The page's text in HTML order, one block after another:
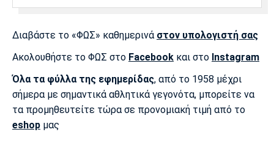
Διαβάστε το «ΦΩΣ» καθημερινά στον υπολογιστή σας
Ακολουθήστε το ΦΩΣ στο Facebook και στο Instagram
Όλα τα φύλλα της εφημερίδας, από το 1958 μέχρι
σήμερα με σημαντικά αθλητικά γεγονότα, μπορείτε να
τα προμηθευτείτε τώρα σε προνομιακή τιμή από το
eshop μας